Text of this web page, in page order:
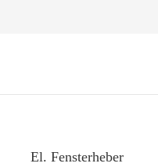
El. Fensterheber